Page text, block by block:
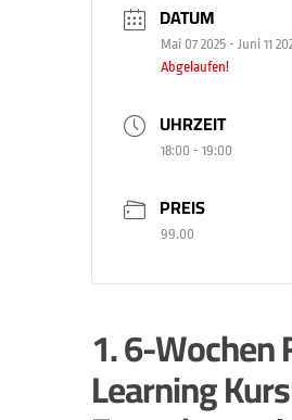
DATUM
Mai 07 2025 - Juni 11
Abgelaufen!
UHRZEIT
18:00 - 19:00
PREIS
99.00
1. 6-Wochen
Learning